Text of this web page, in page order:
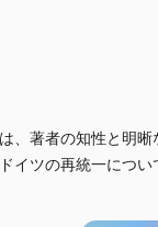
、著者の知性と明晰
イツの再統一につい